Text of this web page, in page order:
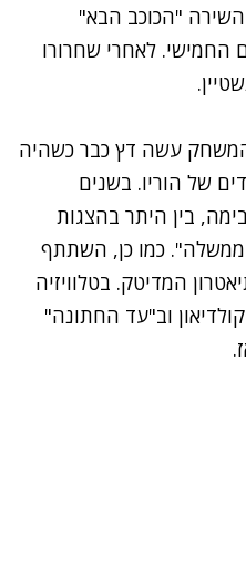
"הכוכב הבא"
במקום החמישי. לאחרי שחרורו
עשה דץ כבר כשהיה
של הוריו. בשנים
בין היתר בהצגות
ראש הממשלה". כמו כן, השתתף
המדיטק. בטלוויזיה
וב"עד החתונה"